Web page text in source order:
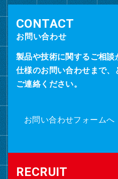
お問い合わせ
製品や技術に関するご相
仕様のお問い合わせまで
ご連絡ください。
お問い合わせフォームへ